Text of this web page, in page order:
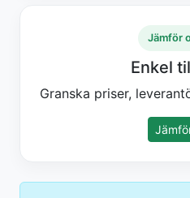
Jämför
Enkel
Granska priser,